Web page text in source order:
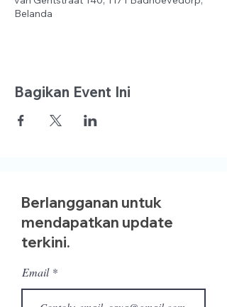
Belanda
Bagikan Event Ini
Berlangganan untuk
mendapatkan update
terkini.
Email